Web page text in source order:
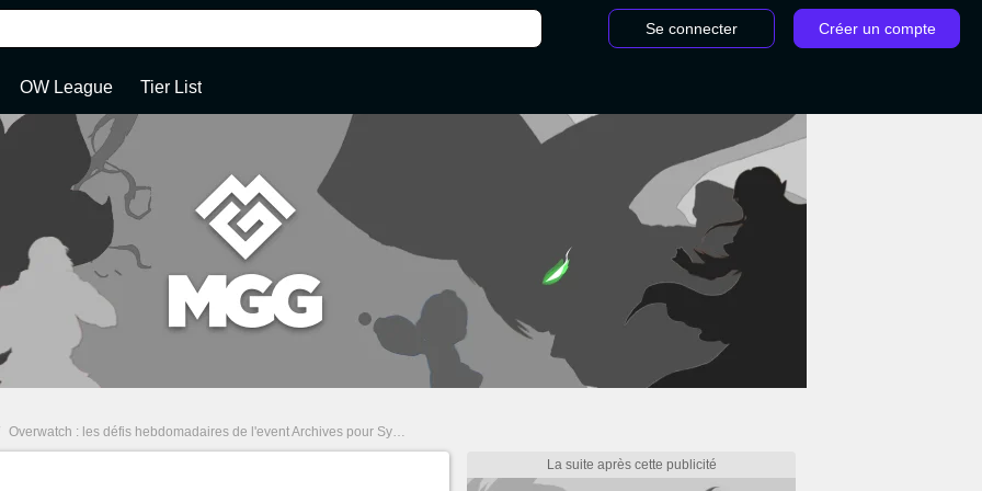
Se connecter Créer un compte
OW League Tier List
Overwatch : les défis hebdomadaires de l'event Archives pour Symmetra, Torbjorn et Mei !